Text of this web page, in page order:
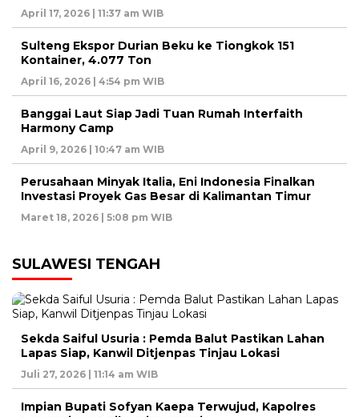
April 17, 2026 | 11:37 am WIB
Sulteng Ekspor Durian Beku ke Tiongkok 151
Kontainer, 4.077 Ton
April 16, 2026 | 4:54 pm WIB
Banggai Laut Siap Jadi Tuan Rumah Interfaith
Harmony Camp
April 9, 2026 | 10:47 am WIB
Perusahaan Minyak Italia, Eni Indonesia Finalkan
Investasi Proyek Gas Besar di Kalimantan Timur
Maret 18, 2026 | 5:08 pm WIB
SULAWESI TENGAH
Sekda Saiful Usuria : Pemda Balut Pastikan Lahan
Lapas Siap, Kanwil Ditjenpas Tinjau Lokasi
Juli 27, 2026 | 11:14 am WIB
Impian Bupati Sofyan Kaepa Terwujud, Kapolres